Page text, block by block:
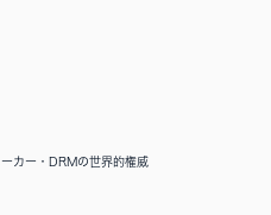
カー・DRMの世界的権威